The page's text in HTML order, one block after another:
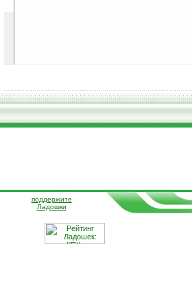
Чтобы писать
поддержите
Ладошки